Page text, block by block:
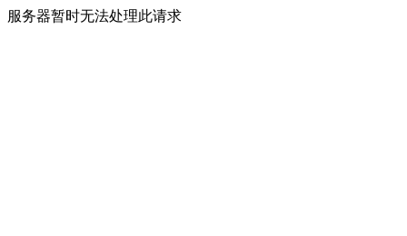
服务器暂时无法处理此请求